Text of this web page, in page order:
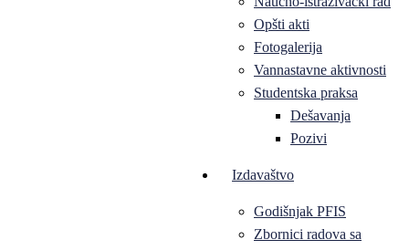
Opšti akti
Fotogalerija
Vannastavne aktivnosti
Studentska praksa
Dešavanja
Pozivi
Izdavaštvo
Godišnjak PFIS
Zbornici radova sa